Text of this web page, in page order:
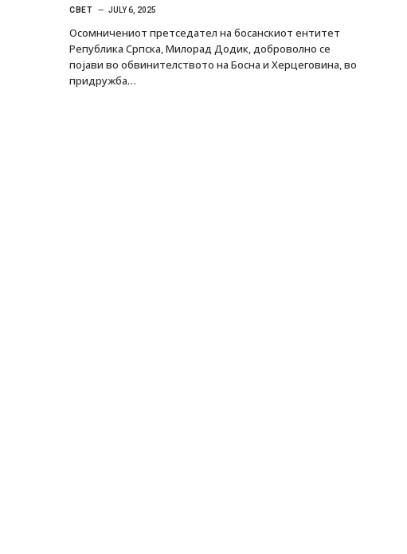
СВЕТ JULY 6, 2025
Осомничениот претседател на босанскиот ентитет
Република Српска, Милорад Додик, доброволно се
појави во обвинителството на Босна и Херцеговина, во
придружба…